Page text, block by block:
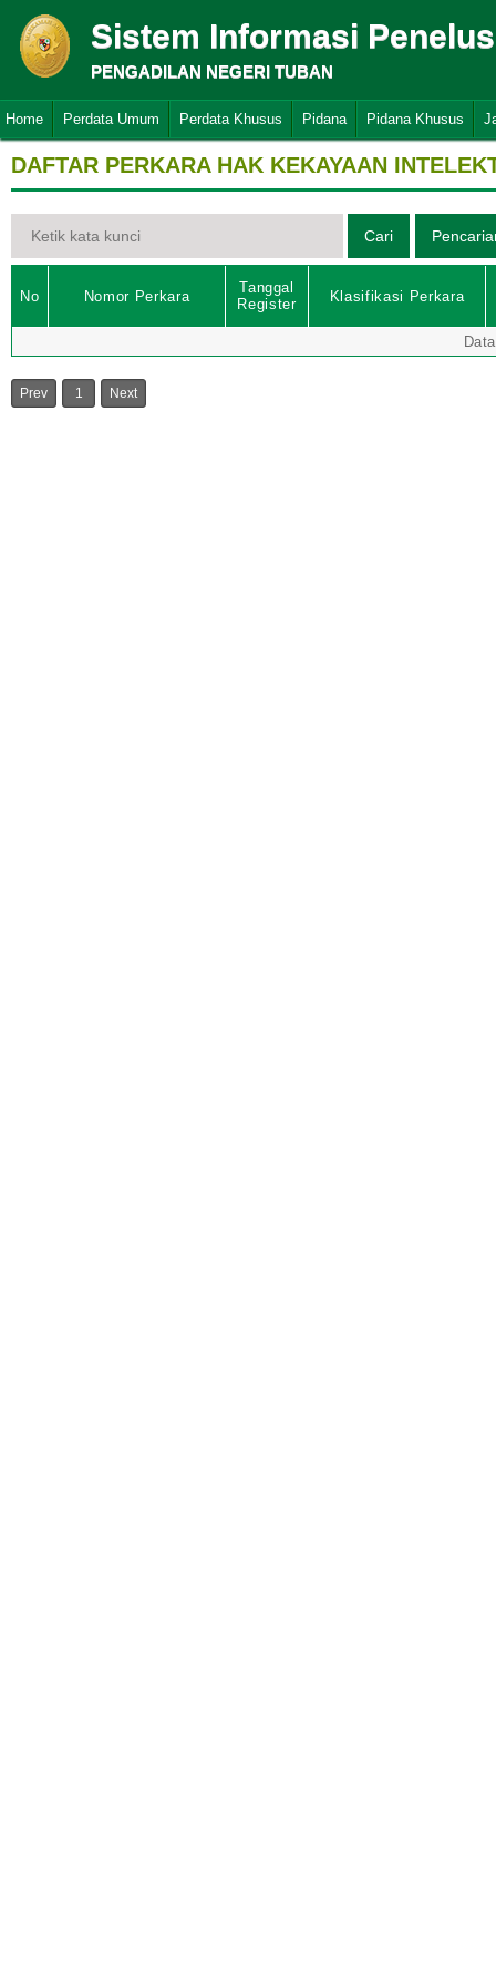
Sistem Informasi
PENGADILAN NEGERI TUBAN
Home Perdata Umum Perdata Khusus Pidana Pidana Khusus
DAFTAR PERKARA HAK KEKAYAAN
No Nomor Perkara
Tanggal
Register
Klasifikasi Perkara
Prev 1 Next